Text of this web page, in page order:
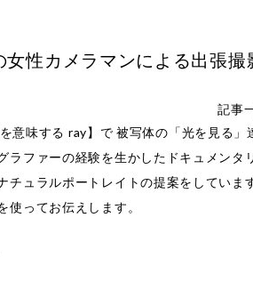
女性カメラマンによる出張撮
記事
意味する ray】で 被写体の「光を見る」
ラファーの経験を生かしたドキュメンタ
ュラルポートレイトの提案をしていま
使ってお伝えします。